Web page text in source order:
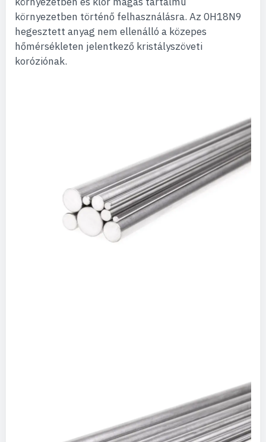
környezetben történő felhasználásra. Az 0H18N9
hegesztett anyag nem ellenálló a közepes
hőmérsékleten jelentkező kristályszöveti
koróziónak.